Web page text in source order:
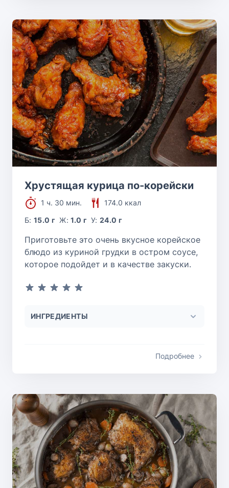
Хрустящая курица по-корейски
1 ч. 30 мин.
174.0 ккал
Б:15.0 г Ж:1.0 г У:24.0 г
Приготовьте это очень вкусное корейское
блюдо из куриной грудки в остром соусе,
которое подойдет и в качестве закуски.
ИНГРЕДИЕНТЫ
Подробнее